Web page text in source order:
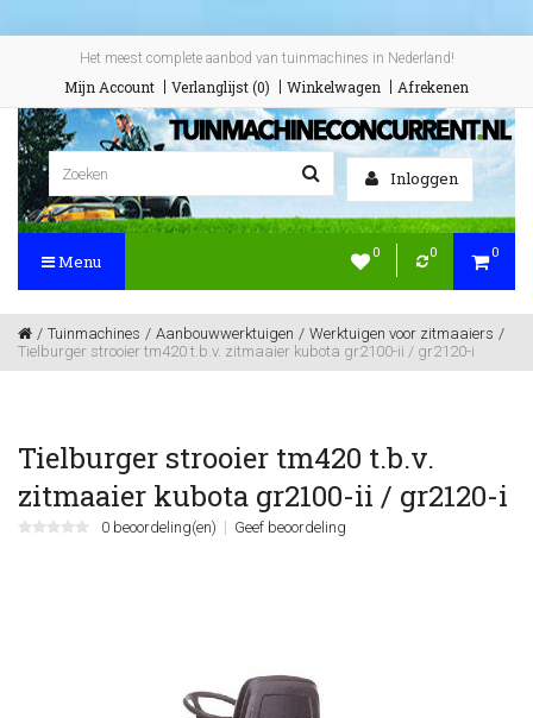
Het meest complete aanbod van tuinmachines in Nederland!
Mijn Account Verlanglijst (0) Winkelwagen Afrekenen
Inloggen
0 0 0
Menu
Tuinmachines Aanbouwwerktuigen
Werktuigen voor zitmaaiers
Tielburger strooier tm420 t.b.v. zitmaaier kubota gr2100-ii / gr2120-i
Tielburger strooier tm420 t.b.v.
zitmaaier kubota gr2100-ii / gr2120-i
0 beoordeling(en) Geef beoordeling